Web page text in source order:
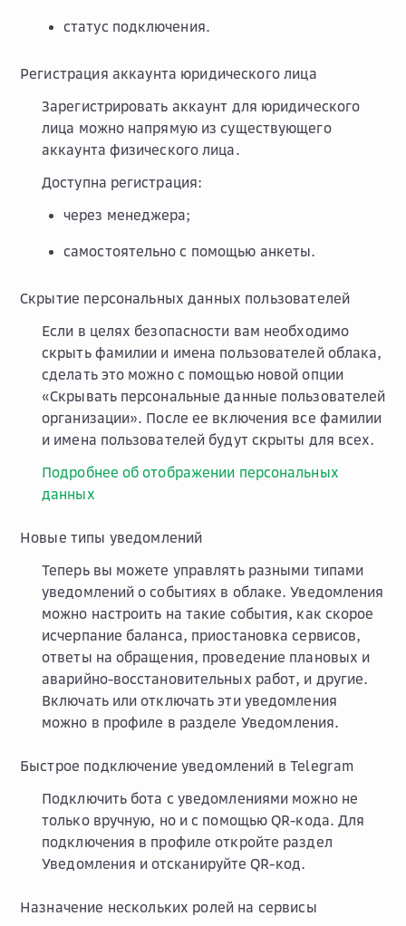
статус подключения.
Регистрация аккаунта юридического лица
Зарегистрировать аккаунт для юридического
лица можно напрямую из существующего
аккаунта физического лица.
Доступна регистрация:
через менеджера;
самостоятельно с помощью анкеты.
Скрытие персональных данных пользователей
Если в целях безопасности вам необходимо
скрыть фамилии и имена пользователей облака,
сделать это можно с помощью новой опции
«Скрывать персональные данные пользователей
организации». После ее включения все фамилии
и имена пользователей будут скрыты для всех.
Подробнее об отображении персональных
данных
Новые типы уведомлений
Теперь вы можете управлять разными типами
уведомлений о событиях в облаке. Уведомления
можно настроить на такие события, как скорое
исчерпание баланса, приостановка сервисов,
ответы на обращения, проведение плановых и
аварийно-восстановительных работ, и другие.
Включать или отключать эти уведомления
можно в профиле в разделе Уведомления.
Быстрое подключение уведомлений в Telegram
Подключить бота с уведомлениями можно не
только вручную, но и с помощью QR-кода. Для
подключения в профиле откройте раздел
Уведомления и отсканируйте QR-код.
Назначение нескольких ролей на сервисы